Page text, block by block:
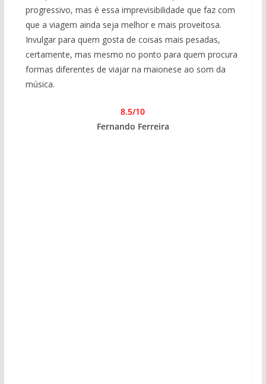
progressivo, mas é essa imprevisibilidade que faz com
que a viagem ainda seja melhor e mais proveitosa.
Invulgar para quem gosta de coisas mais pesadas,
certamente, mas mesmo no ponto para quem procura
formas diferentes de viajar na maionese ao som da
música.
8.5/10
Fernando Ferreira